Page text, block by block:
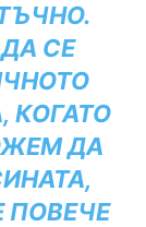
СЕ
КОГАТО
ДА
ПОВЕЧЕ